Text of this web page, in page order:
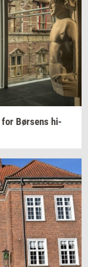
for Bør­sens hi­